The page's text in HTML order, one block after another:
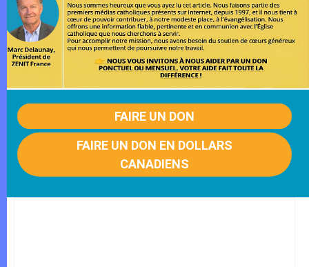
FAIRE UN DON
FAIRE UN DON EN DOLLARS
CANADIENS